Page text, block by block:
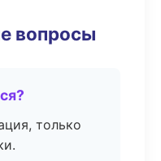
вопросы
только